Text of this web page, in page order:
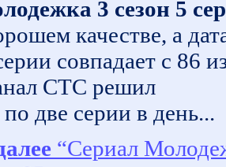
3 сезон 5
качестве, а
совпадает с 86
СТС решил
две серии в день...
“Сериал